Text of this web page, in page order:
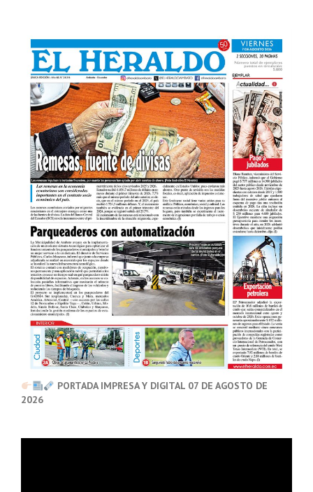
PORTADA IMPRESA Y DIGITAL 07 DE AGOSTO DE
2026